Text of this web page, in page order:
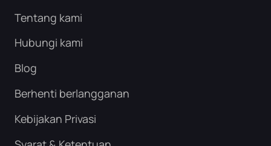
Tentang kami
Hubungi kami
Blog
Berhenti berlangganan
Kebijakan Privasi